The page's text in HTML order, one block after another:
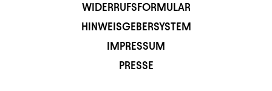
WIDERRUFSFORMULAR
HINWEISGEBERSYSTEM
IMPRESSUM
PRESSE